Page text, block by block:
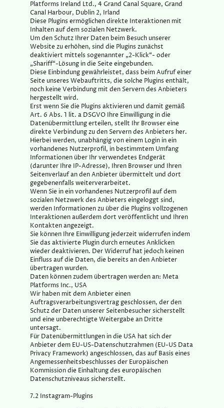
Platforms Ireland Ltd., 4 Grand Canal Square, Grand
Canal Harbour, Dublin 2, Irland
Diese Plugins ermöglichen direkte Interaktionen mit
Inhalten auf dem sozialen Netzwerk.
Um den Schutz Ihrer Daten beim Besuch unserer
Website zu erhöhen, sind die Plugins zunächst
deaktiviert mittels sogenannter „2-Klick“- oder
„Shariff“-Lösung in die Seite eingebunden.
Diese Einbindung gewährleistet, dass beim Aufruf einer
Seite unseres Webauftritts, die solche Plugins enthält,
noch keine Verbindung mit den Servern des Anbieters
hergestellt wird.
Erst wenn Sie die Plugins aktivieren und damit gemäß
Art. 6 Abs. 1 lit. a DSGVO Ihre Einwilligung in die
Datenübermittlung erteilen, stellt Ihr Browser eine
direkte Verbindung zu den Servern des Anbieters her.
Hierbei werden, unabhängig von einem Login in ein
vorhandenes Nutzerprofil, in bestimmtem Umfang
Informationen über Ihr verwendetes Endgerät
(darunter Ihre IP-Adresse), Ihren Browser und Ihren
Seitenverlauf an den Anbieter übermittelt und dort
gegebenenfalls weiterverarbeitet.
Wenn Sie in ein vorhandenes Nutzerprofil auf dem
sozialen Netzwerk des Anbieters eingeloggt sind,
werden Informationen zu über die Plugins vollzogenen
Interaktionen außerdem dort veröffentlicht und Ihren
Kontakten angezeigt.
Sie können Ihre Einwilligung jederzeit widerrufen indem
Sie das aktivierte Plugin durch erneutes Anklicken
wieder deaktivieren. Der Widerruf hat jedoch keinen
Einfluss auf die Daten, die bereits an den Anbieter
übertragen wurden.
Daten können zudem übertragen werden an: Meta
Platforms Inc., USA
Wir haben mit dem Anbieter einen
Auftragsverarbeitungsvertrag geschlossen, der den
Schutz der Daten unserer Seitenbesucher sicherstellt
und eine unberechtigte Weitergabe an Dritte
untersagt.
Für Datenübermittlungen in die USA hat sich der
Anbieter dem EU-US-Datenschutzrahmen (EU-US Data
Privacy Framework) angeschlossen, das auf Basis eines
Angemessenheitsbeschlusses der Europäischen
Kommission die Einhaltung des europäischen
Datenschutzniveaus sicherstellt.
7.2 Instagram-Plugins